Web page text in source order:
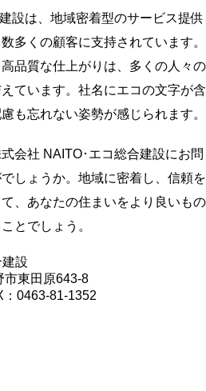
設は、地域密着型のサービス提供
多くの顧客に支持されています。
品質な仕上がりは、多くの人々の
ています。社名にエコの文字が含
も忘れない姿勢が感じられます。
会社 NAITO･エコ総合建設にお問
しょうか。地域に密着し、信頼を
、あなたの住まいをより良いもの
とでしょう。
設
東田原643-8
0463-81-1352